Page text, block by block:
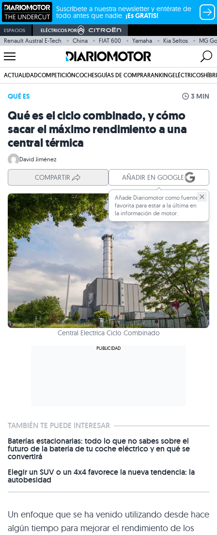
Suscríbete a nuestra newsletter y entérate de
todo antes que nadie. ¡Es GRATIS!
ESPACIOS ELÉCTRICOS POR
Renault Austral E-Tech China FIAT 600 Yamaha Kia Seltos MG Go
ACTUALIDADCOMPETICIÓNCOCHESGUÍAS DE COMPRARANKINGELÉCTRICOS
QUÉ ES 3 MIN
Qué es el ciclo combinado, y cómo
sacar el máximo rendimiento a una
central térmica
David Jiménez
COMPARTIR AÑADIR EN GOOGLE
Añade Diariomotor como fuente
favorita para estar a la última en
la información de motor.
Central Electrica Ciclo Combinado
TAMBIÉN TE PUEDE INTERESAR
Baterías estacionarias: todo lo que no sabes sobre el
futuro de la batería de tu coche eléctrico y en qué se
convertirá
Elegir un SUV o un 4x4 favorece la nueva tendencia: la
autobesidad
Un enfoque que se ha venido utilizando desde hace
algún tiempo para mejorar el rendimiento de los